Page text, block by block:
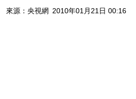
來源： 央視網 2010年01月21日 00:16